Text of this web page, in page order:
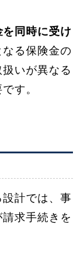
同時に受け
る保険金の
いが異なる
す。
計では、事
求手続きを